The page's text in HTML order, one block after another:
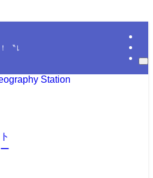
〝レジェンド〟がお贈りするダンスナンバ